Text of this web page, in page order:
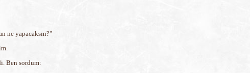
ne yapacaksın?"
Ben sordum: